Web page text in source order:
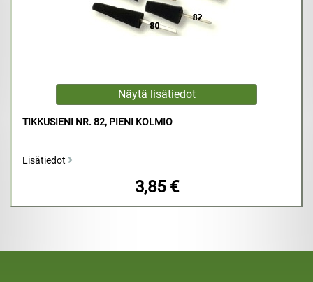
TIKKUSIENI NR. 82, PIENI KOLMIO
Lisätiedot
3,85 €